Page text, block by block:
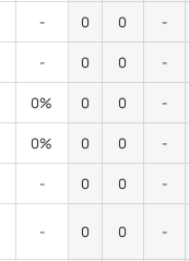
- 0 0 -
- 0 0 -
0% 0 0 -
0% 0 0 -
- 0 0 -
- 0 0 -